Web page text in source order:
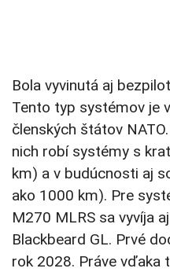
Bola vyvinutá aj
Tento typ systémov je
členských štátov
nich robí systémy s
km) a v budúcnosti aj
ako 1000 km). Pre
M270 MLRS sa vyvíja
Blackbeard GL. Prvé
rok 2028. Práve vďaka